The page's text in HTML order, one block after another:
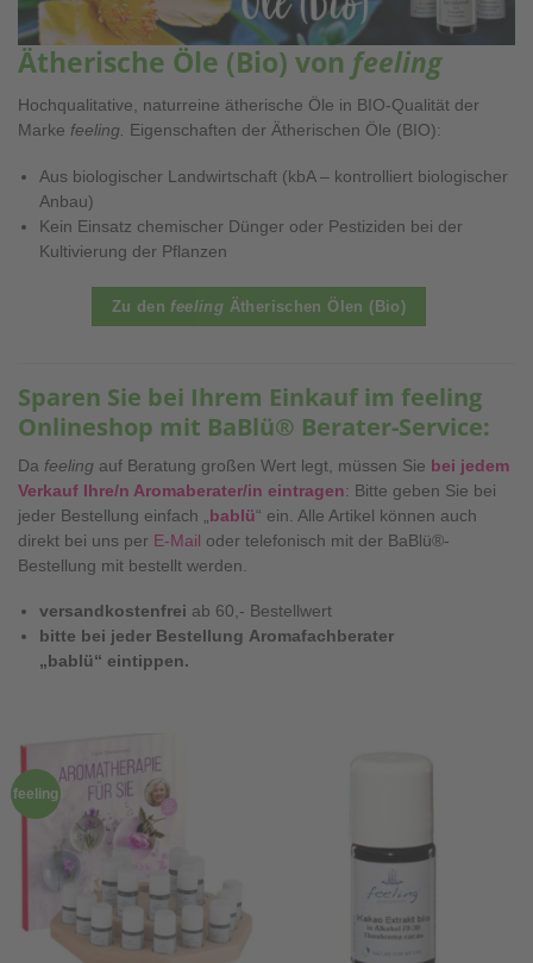
Ätherische Öle (Bio) von feeling
Hochqualitative, naturreine ätherische Öle in BIO-Qualität der
Marke feeling. Eigenschaften der Ätherischen Öle (BIO):
Aus biologischer Landwirtschaft (kbA – kontrolliert biologischer
Anbau)
Kein Einsatz chemischer Dünger oder Pestiziden bei der
Kultivierung der Pflanzen
Zu den feeling Ätherischen Ölen (Bio)
Sparen Sie bei Ihrem Einkauf im feeling
Onlineshop mit BaBlü® Berater-Service:
Da feeling auf Beratung großen Wert legt, müssen Sie bei jedem
Verkauf Ihre/n Aromaberater/in eintragen: Bitte geben Sie bei
jeder Bestellung einfach „ bablü“ ein. Alle Artikel können auch
direkt bei uns per E-Mail oder telefonisch mit der BaBlü®-
Bestellung mit bestellt werden.
versandkostenfrei ab 60,- Bestellwert
bitte bei jeder Bestellung Aromafachberater
„bablü“ eintippen.
feeling